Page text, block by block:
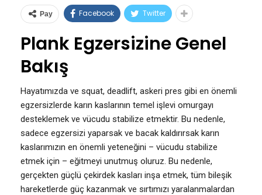
Pay Facebook Twitter
Plank Egzersizine Genel
Bakış
Hayatımızda ve squat, deadlift, askeri pres gibi en önemli
egzersizlerde karın kaslarının temel işlevi omurgayı
desteklemek ve vücudu stabilize etmektir. Bu nedenle,
sadece egzersizi yaparsak ve bacak kaldırırsak karın
kaslarımızın en önemli yeteneğini – vücudu stabilize
etmek için – eğitmeyi unutmuş oluruz. Bu nedenle,
gerçekten güçlü çekirdek kasları inşa etmek, tüm bileşik
hareketlerde güç kazanmak ve sırtımızı yaralanmalardan